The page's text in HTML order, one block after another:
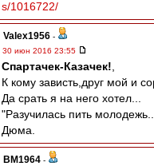
s/1016722/
Valex1956 -
30 июн 2016 23:55
Спартачек-Казачек!
К кому зависть,друг мой и
Да срать я на него хотел...
"Разучилась пить
Дюма.
BM1964 -